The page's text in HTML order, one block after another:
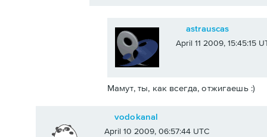
astrauscas
April 11 2009, 15:45:15
Мамут, ты, как всегда, отжигаешь :)
vodokanal
April 10 2009, 06:57:44 UTC